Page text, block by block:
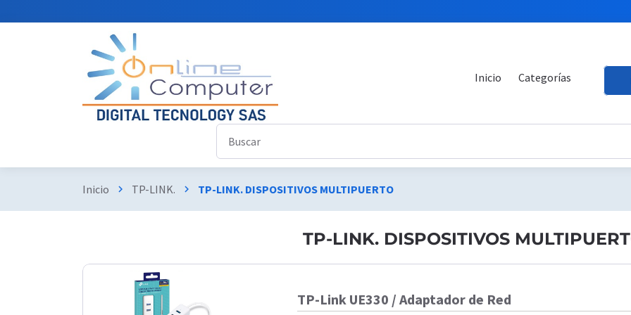
Inicio Categorías
Inicio chevron_right TP-LINK. chevron_right TP-LINK. DISPOSITIVOS MULTIPUERTO
TP-LINK. DISPOSITIVOS
TP-Link UE330 / Adaptador de Red